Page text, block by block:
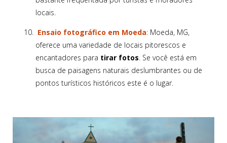
locais.
Ensaio fotográfico em Moeda: Moeda, MG,
oferece uma variedade de locais pitorescos e
encantadores para tirar fotos. Se você está em
busca de paisagens naturais deslumbrantes ou de
pontos turísticos históricos este é o lugar.